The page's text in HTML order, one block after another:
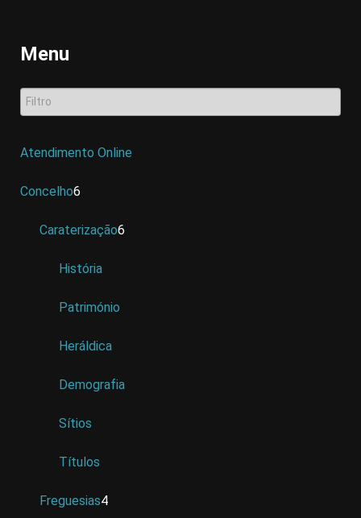
Menu
Atendimento Online
Concelho6
Caraterização6
História
Património
Heráldica
Demografia
Sítios
Títulos
Freguesias4